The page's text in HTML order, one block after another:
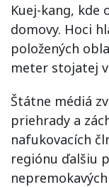
Kuej-kang, kde
domovy. Hoci
položených
meter stojatej
Štátne médiá
priehrady a
nafukovacích
regiónu ďalšiu